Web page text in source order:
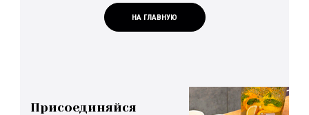
НА ГЛАВНУЮ
Присоединяйся